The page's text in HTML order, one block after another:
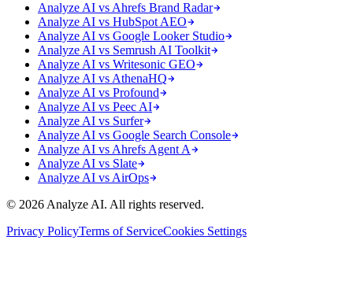
Analyze AI vs Ahrefs Brand Radar
Analyze AI vs HubSpot AEO
Analyze AI vs Google Looker Studio
Analyze AI vs Semrush AI Toolkit
Analyze AI vs Writesonic GEO
Analyze AI vs AthenaHQ
Analyze AI vs Profound
Analyze AI vs Peec AI
Analyze AI vs Surfer
Analyze AI vs Google Search Console
Analyze AI vs Ahrefs Agent A
Analyze AI vs Slate
Analyze AI vs AirOps
© 2026 Analyze AI. All rights reserved.
Privacy PolicyTerms of ServiceCookies Settings